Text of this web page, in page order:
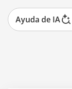
Ayuda de IA